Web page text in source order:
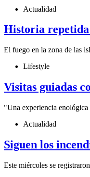
Actualidad
Historia
El fuego en la zona de las
Lifestyle
Visitas guiadas
"Una experiencia
Actualidad
Siguen los
Este miércoles se